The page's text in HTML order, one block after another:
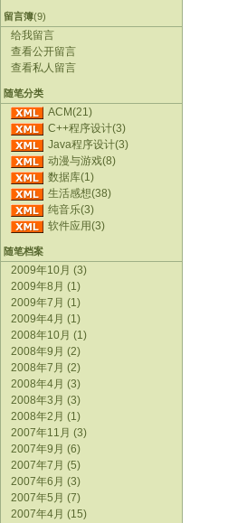
留言簿(9)
给我留言
查看公开留言
查看私人留言
随笔分类
ACM(21)
C++程序设计(3)
Java程序设计(3)
动漫与游戏(8)
数据库(1)
生活感想(38)
纯音乐(3)
软件应用(3)
随笔档案
2009年10月 (3)
2009年8月 (1)
2009年7月 (1)
2009年4月 (1)
2008年10月 (1)
2008年9月 (2)
2008年7月 (2)
2008年4月 (3)
2008年3月 (3)
2008年2月 (1)
2007年11月 (3)
2007年9月 (6)
2007年7月 (5)
2007年6月 (3)
2007年5月 (7)
2007年4月 (15)